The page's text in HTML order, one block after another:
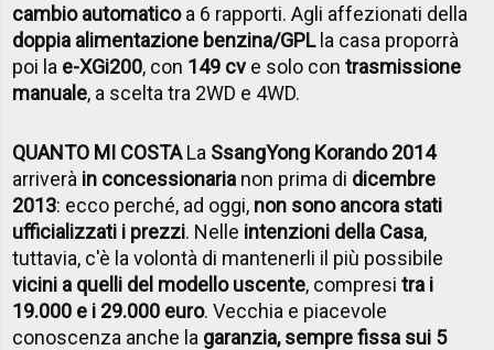
cambio automaticoa 6 rapporti. Agli affezionati della
doppia alimentazione benzina/GPLla casa proporrà
poi la e-XGi200, con 149 cve solo contrasmissione
manuale, a scelta tra 2WD e 4WD.
QUANTO MI COSTALa SsangYong Korando 2014
arriverà in concessionaria non prima di dicembre
2013: ecco perché, ad oggi, non sono ancora stati
ufficializzati i prezzi. Nelle intenzioni della Casa,
tuttavia, c'è la volontà di mantenerli il più possibile
vicini a quelli del modello uscente, compresitra i
19.000 e i 29.000 euro. Vecchia e piacevole
conoscenza anche la garanzia, sempre fissa sui 5